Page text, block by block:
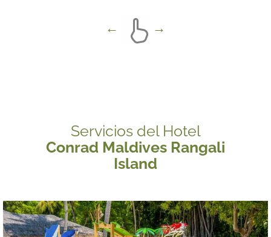
Servicios del Hotel
Conrad Maldives Rangali
Island